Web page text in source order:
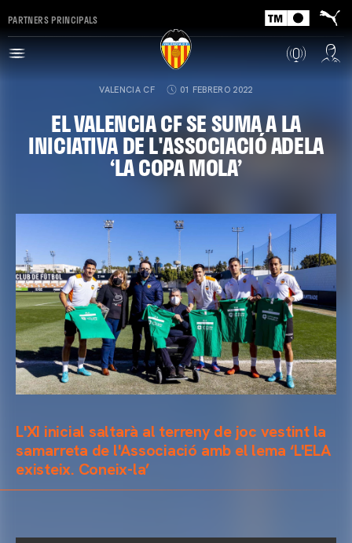
PARTNERS PRINCIPALS
VALENCIA CF 01 FEBRERO 2022
EL VALENCIA CF SE SUMA A LA
INICIATIVA DE L'ASSOCIACIÓ ADELA
‘LA COPA MOLA’
L'XI inicial saltarà al terreny de joc vestint la
samarreta de l'Associació amb el lema ‘L'ELA
existeix. Coneix-la’